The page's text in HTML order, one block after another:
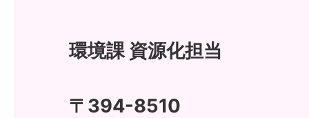
環境課 資源化担当
〒394-8510